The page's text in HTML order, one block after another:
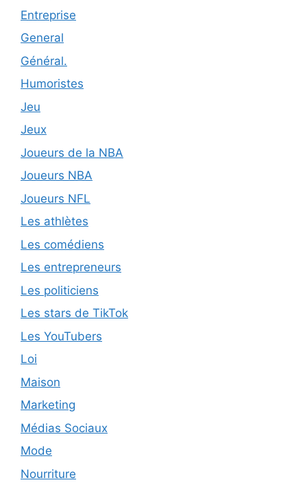
Entreprise
General
Général.
Humoristes
Jeu
Jeux
Joueurs de la NBA
Joueurs NBA
Joueurs NFL
Les athlètes
Les comédiens
Les entrepreneurs
Les politiciens
Les stars de TikTok
Les YouTubers
Loi
Maison
Marketing
Médias Sociaux
Mode
Nourriture